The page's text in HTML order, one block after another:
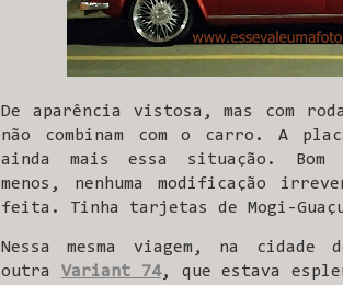
De aparência vistosa, mas com
não combinam com o carro. A
ainda mais essa situação. Bom
menos, nenhuma modificação
feita. Tinha tarjetas de Mogi-
Nessa mesma viagem, na
outra Variant 74, que estava